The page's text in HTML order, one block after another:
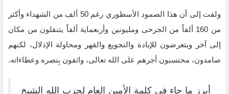
ولفت إلى أن هذا الصمود الأسطوري رغم 50 ألف من الشهداء وأكثر
من 160 ألفاً من الجرحى ومليونين ‌‏وأربعماية ألفاً يتنقلون من مكان
إلى آخر ويتعرضون للإبادة والتجويع والقهر ومحاولة الإذلال، لكنهم
‌‏صامدون، محتسبون أجرهم على الله تعالى، واثقون بِنصره وعطاءاته.‏
أبرز ما جاء في كلمة الأمين العام لحزب الله الشيخ